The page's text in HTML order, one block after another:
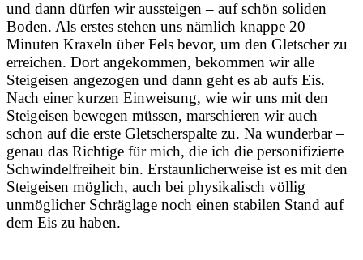
und dann dürfen wir aussteigen – auf schön soliden
Boden. Als erstes stehen uns nämlich knappe 20
Minuten Kraxeln über Fels bevor, um den Gletscher zu
erreichen. Dort angekommen, bekommen wir alle
Steigeisen angezogen und dann geht es ab aufs Eis.
Nach einer kurzen Einweisung, wie wir uns mit den
Steigeisen bewegen müssen, marschieren wir auch
schon auf die erste Gletscherspalte zu. Na wunderbar –
genau das Richtige für mich, die ich die personifizierte
Schwindelfreiheit bin. Erstaunlicherweise ist es mit den
Steigeisen möglich, auch bei physikalisch völlig
unmöglicher Schräglage noch einen stabilen Stand auf
dem Eis zu haben.